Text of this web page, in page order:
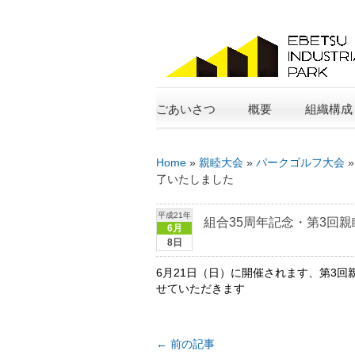
ごあいさつ 概要 組織構成
Home » 親睦大会 » パークゴルフ大会
了いたしました
平成21年
6月
8日
組合35周年記念・第3回
6月21日（日）に開催されます、第3回
せていただきます
← 前の記事